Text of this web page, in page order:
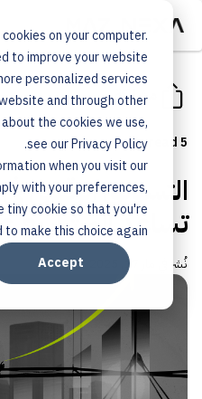
on your computer.
to improve your website
personalized services
and through other
the cookies we use,
see our Privacy Policy.
when you visit our
with your preferences,
tiny cookie so that you're
make this choice again.
Accept
مشاركة
5 min read
التسويق الرقمي
تساعد المشاريع
نُشر في